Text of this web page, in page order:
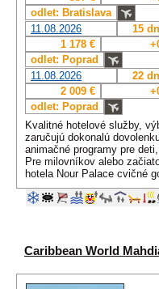
odlet: Bratislava
11.08.2026
15
1 178 €
odlet: Poprad
11.08.2026
22
2 009 €
odlet: Poprad
Kvalitné hotelové služby,
zaručujú dokonalú
animačné programy pre
Pre milovníkov alebo
hotela Nour Palace cvičné
Caribbean World